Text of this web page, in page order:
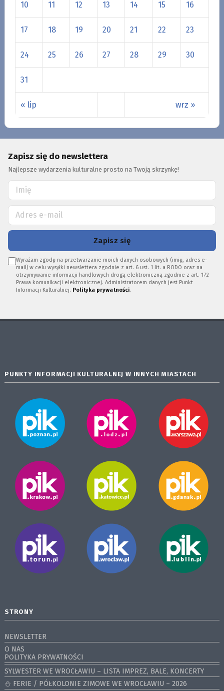
« lip wrz »
10 11 12 13 14 15 16
17 18 19 20 21 22 23
24 25 26 27 28 29 30
31
Zapisz się do newslettera
Najlepsze wydarzenia kulturalne prosto na Twoją skrzynkę!
Zapisz się
Wyrażam zgodę na przetwarzanie moich danych osobowych (imię, adres e-
mail) w celu wysyłki newslettera zgodnie z art. 6 ust. 1 lit. a RODO oraz na
otrzymywanie informacji handlowych drogą elektroniczną zgodnie z art. 172
Prawa komunikacji elektronicznej. Administratorem danych jest Punkt
Informacji Kulturalnej. Polityka prywatności.
PUNKTY INFORMACJI KULTURALNEJ W INNYCH MIASTACH
STRONY
NEWSLETTER
O NAS
POLITYKA PRYWATNOŚCI
SYLWESTER WE WROCŁAWIU – LISTA IMPREZ, BALE, KONCERTY
⛄️ FERIE / PÓŁKOLONIE ZIMOWE WE WROCŁAWIU – 2026